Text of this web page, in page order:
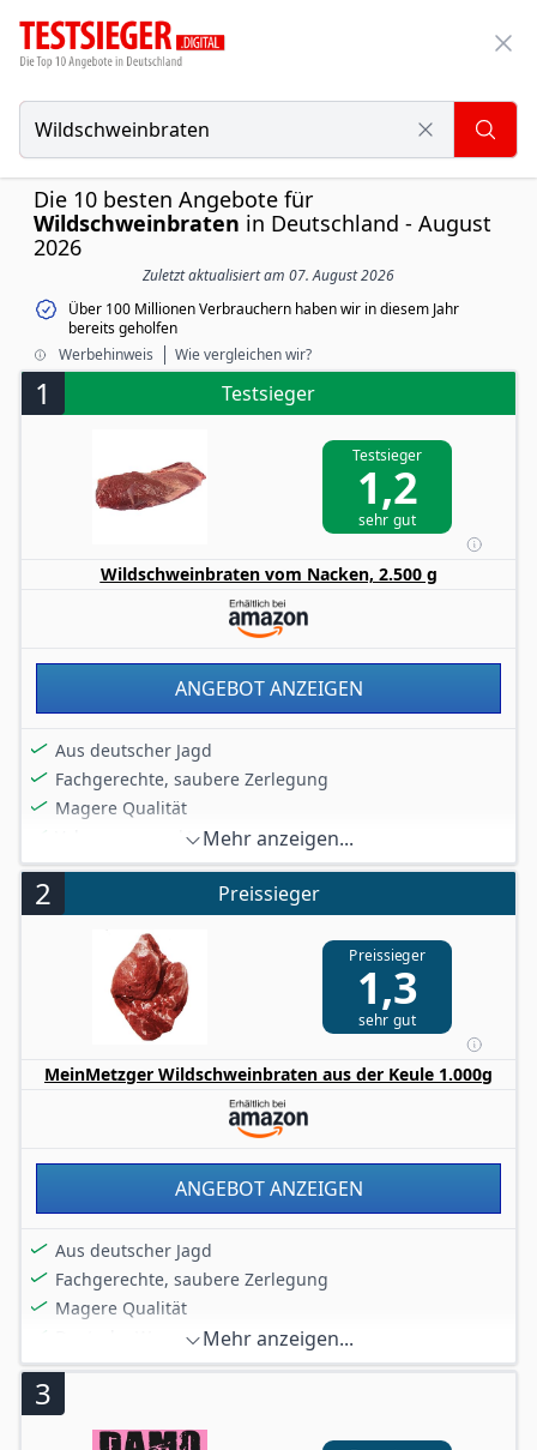
Die 10 besten Angebote für
Wildschweinbraten in Deutschland - August
2026
Zuletzt aktualisiert am 07. August 2026
Über 100 Millionen Verbrauchern haben wir in diesem Jahr
bereits geholfen
Werbehinweis
Wie vergleichen wir?
1 Testsieger
Testsieger
1,2
sehr gut
Wildschweinbraten vom Nacken, 2.500 g
ANGEBOT ANZEIGEN
Aus deutscher Jagd
Fachgerechte, saubere Zerlegung
Magere Qualität
Vakuum verpackt Mehr anzeigen...
2 Preissieger
Preissieger
1,3
sehr gut
MeinMetzger Wildschweinbraten aus der Keule 1.000g
ANGEBOT ANZEIGEN
Aus deutscher Jagd
Fachgerechte, saubere Zerlegung
Magere Qualität
Vakuum verpackt
Mehr anzeigen...
3